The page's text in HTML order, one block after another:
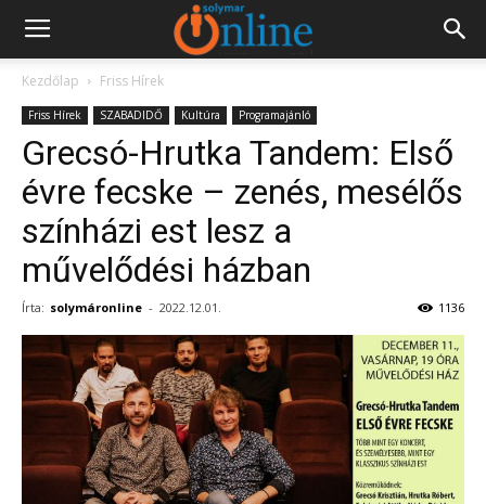
Kezdőlap Friss Hírek
Friss Hírek SZABADIDŐ Kultúra Programajánló
Grecsó-Hrutka Tandem: Első
évre fecske – zenés, mesélős
színházi est lesz a
művelődési házban
Írta: solymáronline - 2022.12.01. 1136